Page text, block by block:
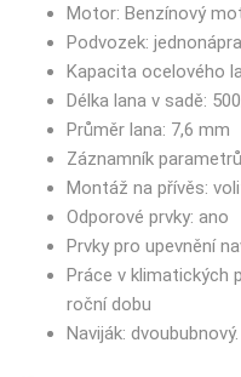
Motor: Benzínový
Podvozek:
Kapacita ocelového
Délka lana v sadě:
Průměr lana: 7,6 mm
Záznamník
Montáž na přívěs:
Odporové prvky: ano
Prvky pro upevnění
Práce v klimatických
roční dobu
Naviják: dvoububnový.